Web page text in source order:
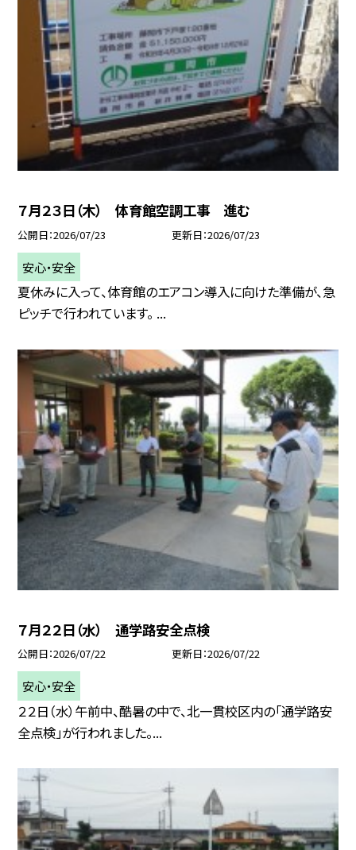
７月２３日（木） 体育館空調工事 進む
公開日 2026/07/23 更新日 2026/07/23
安心・安全
夏休みに入って、体育館のエアコン導入に向けた準備が、急
ピッチで行われています。 ...
７月２２日（水） 通学路安全点検
公開日 2026/07/22 更新日 2026/07/22
安心・安全
２２日（水）午前中、酷暑の中で、北一貫校区内の「通学路安
全点検」が行われました。...